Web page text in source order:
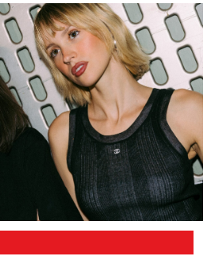
,ARTISTES,
,DJS,
,NEWS